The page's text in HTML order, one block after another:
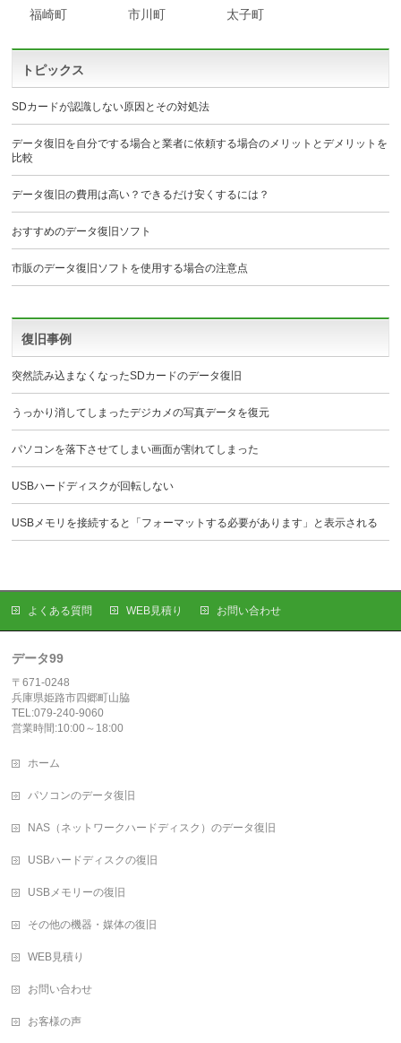
福崎町 市川町 太子町
トピックス
SDカードが認識しない原因とその対処法
データ復旧を自分でする場合と業者に依頼する場合のメリットとデメリットを
比較
データ復旧の費用は高い？できるだけ安くするには？
おすすめのデータ復旧ソフト
市販のデータ復旧ソフトを使用する場合の注意点
復旧事例
突然読み込まなくなったSDカードのデータ復旧
うっかり消してしまったデジカメの写真データを復元
パソコンを落下させてしまい画面が割れてしまった
USBハードディスクが回転しない
USBメモリを接続すると「フォーマットする必要があります」と表示される
よくある質問 WEB見積り お問い合わせ
データ99
〒671-0248
兵庫県姫路市四郷町山脇
TEL:079-240-9060
営業時間:10:00～18:00
ホーム
パソコンのデータ復旧
NAS（ネットワークハードディスク）のデータ復旧
USBハードディスクの復旧
USBメモリーの復旧
その他の機器・媒体の復旧
WEB見積り
お問い合わせ
お客様の声